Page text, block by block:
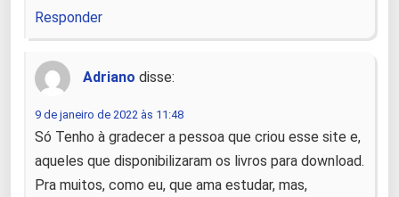
Responder
Adriano disse:
9 de janeiro de 2022 às 11:48
Só Tenho à gradecer a pessoa que criou esse site e,
aqueles que disponibilizaram os livros para download.
Pra muitos, como eu, que ama estudar, mas,